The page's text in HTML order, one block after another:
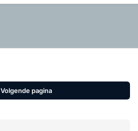
Volgende pagina